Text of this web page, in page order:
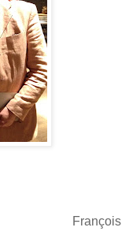
François